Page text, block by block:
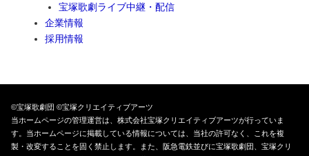
宝塚歌劇ライブ中継・配信
企業情報
採用情報
©宝塚歌劇団 ©宝塚クリエイティブアーツ
当ホームページの管理運営は、株式会社宝塚クリエイティブアーツが行っていま
す。当ホームページに掲載している情報については、当社の許可なく、これを複
製・改変することを固く禁止します。また、阪急電鉄並びに宝塚歌劇団、宝塚クリ